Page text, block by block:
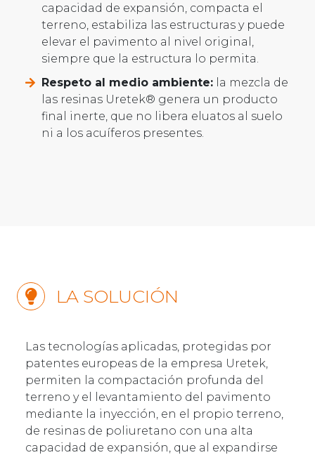
capacidad de expansión, compacta el
terreno, estabiliza las estructuras y puede
elevar el pavimento al nivel original,
siempre que la estructura lo permita.
Respeto al medio ambiente: la mezcla de
las resinas Uretek® genera un producto
final inerte, que no libera eluatos al suelo
ni a los acuíferos presentes.
LA SOLUCIÓN
Las tecnologías aplicadas, protegidas por
patentes europeas de la empresa Uretek,
permiten la compactación profunda del
terreno y el levantamiento del pavimento
mediante la inyección, en el propio terreno,
de resinas de poliuretano con una alta
capacidad de expansión, que al expandirse